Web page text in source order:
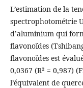
L’estimation de la
spectrophotométrie
d’aluminium qui
flavonoïdes
flavonoïdes est
0,0367 (R² = 0,987)
l’équivalent de